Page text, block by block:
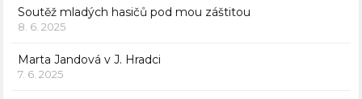
Soutěž mladých hasičů pod mou záštitou
8. 6. 2025
Marta Jandová v J. Hradci
7. 6. 2025